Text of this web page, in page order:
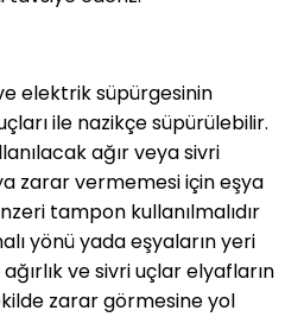
elektrik süpürgesinin
ile nazikçe süpürülebilir.
ağır veya sivri
zarar vermemesi için eşya
tampon kullanılmalıdır
yönü yada eşyaların yeri
ve sivri uçlar elyafların
zarar görmesine yol